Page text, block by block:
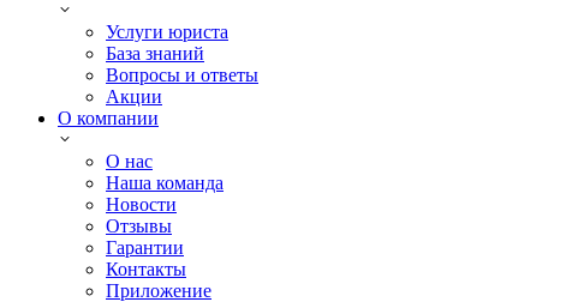
Услуги юриста
База знаний
Вопросы и ответы
Акции
О компании
О нас
Наша команда
Новости
Отзывы
Гарантии
Контакты
Приложение